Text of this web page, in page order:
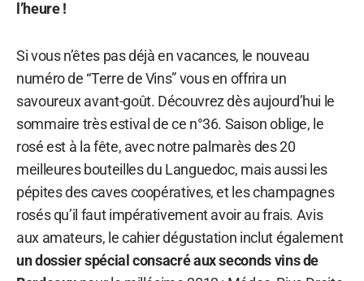
l’heure !
Si vous n’êtes pas déjà en vacances, le nouveau
numéro de “Terre de Vins” vous en offrira un
savoureux avant-goût. Découvrez dès aujourd’hui le
sommaire très estival de ce n°36. Saison oblige, le
rosé est à la fête, avec notre palmarès des 20
meilleures bouteilles du Languedoc, mais aussi les
pépites des caves coopératives, et les champagnes
rosés qu’il faut impérativement avoir au frais. Avis
aux amateurs, le cahier dégustation inclut également
un dossier spécial consacré aux seconds vins de